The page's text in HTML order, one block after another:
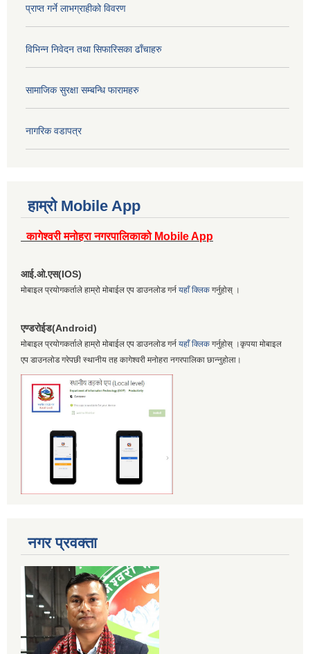
प्राप्त गर्ने लाभग्राहीको विवरण
विभिन्न निवेदन तथा सिफारिसका ढाँचाहरु
सामाजिक सुरक्षा सम्बन्धि फारामहरु
नागरिक वडापत्र
हाम्रो Mobile App
कागेश्वरी मनोहरा नगरपालिकाको Mobile App
आई.ओ.एस(IOS)
मोबाइल प्रयोगकर्ताले हाम्रो मोबाईल एप डाउनलोड गर्न यहाँ क्लिक गर्नुहोस् ।
एण्डरोईड(Android)
मोबाइल प्रयोगकर्ताले हाम्रो मोबाईल एप डाउनलोड गर्न यहाँ क्लिक गर्नुहोस् ।कृपया मोबाइल
एप डाउनलोड गरेपछी स्थानीय तह कागेश्वरी मनोहरा नगरपालिका छान्नुहोला।
नगर प्रवक्ता